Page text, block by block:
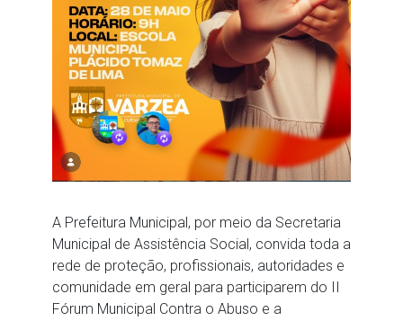
A Prefeitura Municipal, por meio da Secretaria
Municipal de Assistência Social, convida toda a
rede de proteção, profissionais, autoridades e
comunidade em geral para participarem do II
Fórum Municipal Contra o Abuso e a